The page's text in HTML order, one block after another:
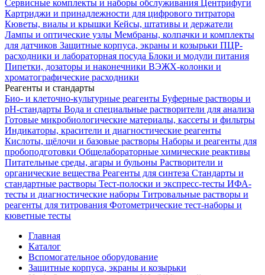
Сервисные комплекты и наборы обслуживания
Центрифуги
Картриджи и принадлежности для цифрового титратора
Кюветы, виалы и крышки Кейсы, штативы и держатели
Лампы и оптические узлы Мембраны, колпачки и комплекты
для датчиков Защитные корпуса, экраны и козырьки ПЦР-
расходники и лабораторная посуда Блоки и модули питания
Пипетки, дозаторы и наконечники ВЭЖХ-колонки и
хроматографические расходники
Реагенты и стандарты
Био- и клеточно-культурные реагенты Буферные растворы и
pH-стандарты Вода и специальные растворители для анализа
Готовые микробиологические материалы, кассеты и фильтры
Индикаторы, красители и диагностические реагенты
Кислоты, щёлочи и базовые растворы Наборы и реагенты для
пробоподготовки Общелабораторные химические реактивы
Питательные среды, агары и бульоны Растворители и
органические вещества Реагенты для синтеза Стандарты и
стандартные растворы Тест-полоски и экспресс-тесты ИФА-
тесты и диагностические наборы Титровальные растворы и
реагенты для титрования Фотометрические тест-наборы и
кюветные тесты
Главная
Каталог
Вспомогательное оборудование
Защитные корпуса, экраны и козырьки